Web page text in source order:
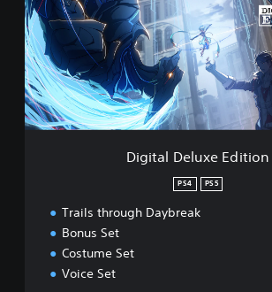
g
h
D
a
y
b
r
e
t
a
l
D
e
l
u
x
Digital Deluxe Edition
PS4 PS5
Trails through Daybreak
Bonus Set
Costume Set
Voice Set